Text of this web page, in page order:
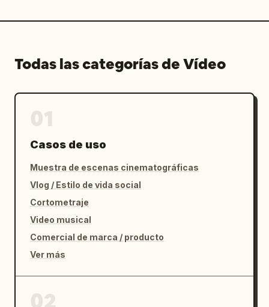
Todas las categorías de Vídeo
Casos de uso
Muestra de escenas cinematográficas
Vlog / Estilo de vida social
Cortometraje
Video musical
Comercial de marca / producto
Ver más